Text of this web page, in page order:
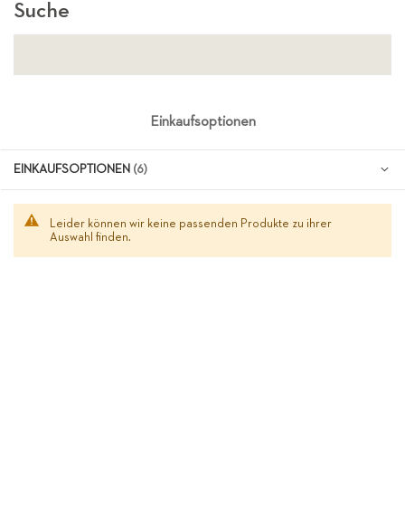
Leider können wir keine passenden Produkte zu ihrer
Auswahl finden.
Suche
Einkaufsoptionen
EINKAUFSOPTIONEN